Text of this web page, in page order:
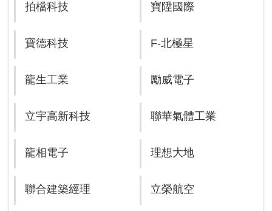
拍檔科技 寶陞國際
寶德科技 F-北極星
龍生工業 勵威電子
立宇高新科技 聯華氣體工業
龍相電子 理想大地
聯合建築經理 立榮航空